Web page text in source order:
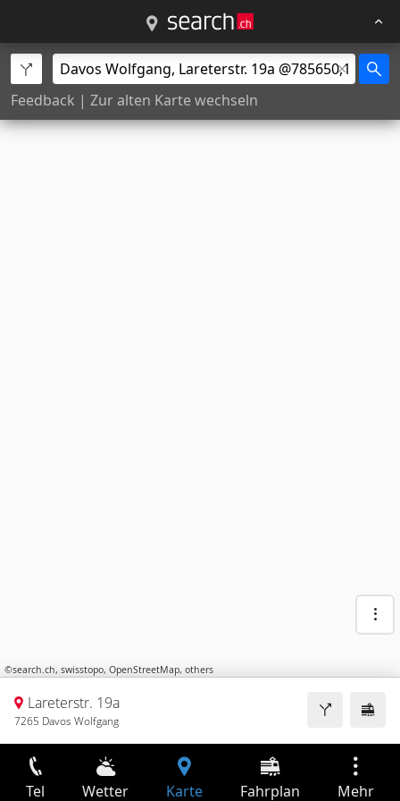
Feedback | Zur alten Karte wechseln
©search.ch, swisstopo, OpenStreetMap, others
Lareterstr. 19a
7265 Davos Wolfgang
Tel Wetter Karte Fahrplan Mehr